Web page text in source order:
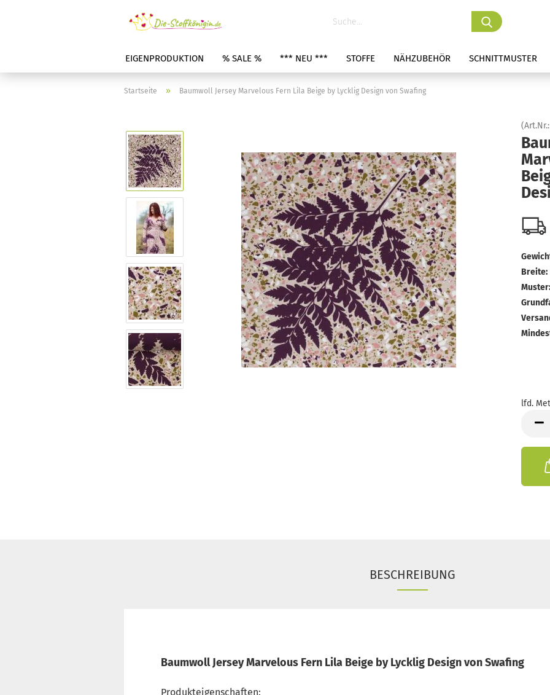
EIGENPRODUKTION % SALE % *** NEU *** STOFFE NÄHZUBEHÖR SCHNITTMUSTER
Startseite » Baumwoll Jersey Marvelous Fern Lila Beige by Lycklig Design von Swafing
(Art.Nr.:
Breite:
Muster:
lfd.
BESCHREIBUNG
Baumwoll Jersey Marvelous Fern Lila Beige by Lycklig Design von Swafing
Produkteigenschaften: